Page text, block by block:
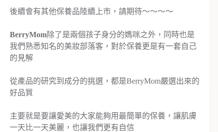
後續會有其他保養品陸續上市，請期待～～～～
BerryMom除了是兩個孩子身分的媽咪之外，同時也是
我們熟悉知名的美妝部落客，對於保養更是有一套自己
的見解
從產品的研究到成分的挑選，都是BerryMom嚴選出來的
好品質
主要就是要讓愛美的大家能夠用最簡單的保養，讓肌膚
一天比一天美麗，也讓我們更有自信